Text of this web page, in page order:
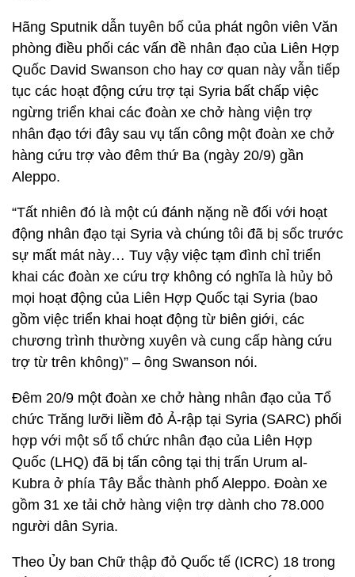
Hãng Sputnik dẫn tuyên bố của phát ngôn viên Văn
phòng điều phối các vấn đề nhân đạo của Liên Hợp
Quốc David Swanson cho hay cơ quan này vẫn tiếp
tục các hoạt động cứu trợ tại Syria bất chấp việc
ngừng triển khai các đoàn xe chở hàng viện trợ
nhân đạo tới đây sau vụ tấn công một đoàn xe chở
hàng cứu trợ vào đêm thứ Ba (ngày 20/9) gần
Aleppo.
“Tất nhiên đó là một cú đánh nặng nề đối với hoạt
động nhân đạo tại Syria và chúng tôi đã bị sốc trước
sự mất mát này… Tuy vậy việc tạm đình chỉ triển
khai các đoàn xe cứu trợ không có nghĩa là hủy bỏ
mọi hoạt động của Liên Hợp Quốc tại Syria (bao
gồm việc triển khai hoạt động từ biên giới, các
chương trình thường xuyên và cung cấp hàng cứu
trợ từ trên không)” – ông Swanson nói.
Đêm 20/9 một đoàn xe chở hàng nhân đạo của Tổ
chức Trăng lưỡi liềm đỏ Ả-rập tại Syria (SARC) phối
hợp với một số tổ chức nhân đạo của Liên Hợp
Quốc (LHQ) đã bị tấn công tại thị trấn Urum al-
Kubra ở phía Tây Bắc thành phố Aleppo. Đoàn xe
gồm 31 xe tải chở hàng viện trợ dành cho 78.000
người dân Syria.
Theo Ủy ban Chữ thập đỏ Quốc tế (ICRC) 18 trong